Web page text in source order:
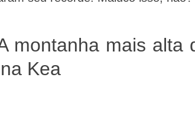
montanha mais alta
Kea